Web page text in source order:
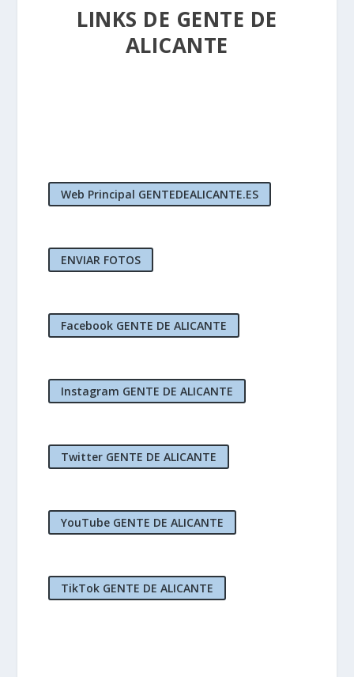
LINKS DE GENTE DE
ALICANTE
Web Principal GENTEDEALICANTE.ES
ENVIAR FOTOS
Facebook GENTE DE ALICANTE
Instagram GENTE DE ALICANTE
Twitter GENTE DE ALICANTE
YouTube GENTE DE ALICANTE
TikTok GENTE DE ALICANTE